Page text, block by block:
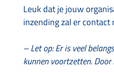
Leuk dat je jouw
inzending zal er
– Let op: Er is veel
kunnen voortzetten.